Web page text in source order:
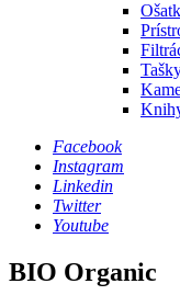
Facebook
Instagram
Linkedin
Twitter
Youtube
BIO Organic